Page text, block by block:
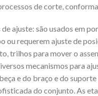
de corte,
ajuste: são usados em
ou requerem ajuste de
trilhos para mover o
mecanismos para
e do braço e do
do conjunto. As